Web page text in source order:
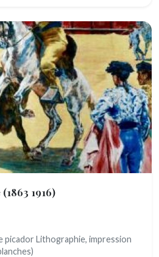
(1863 1916)
picador Lithographie, impression